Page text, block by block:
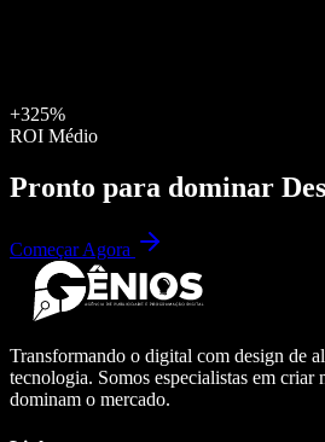
+325%
ROI Médio
Pronto para dominar
Começar Agora
Transformando o digital com design de
tecnologia. Somos especialistas em criar
dominam o mercado.